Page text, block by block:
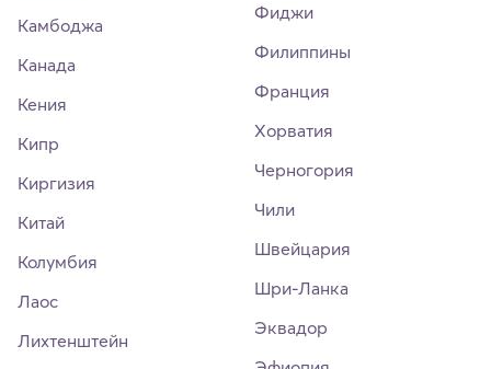
Камбоджа
Канада
Кения
Кипр
Киргизия
Китай
Колумбия
Лаос
Лихтенштейн
Фиджи
Филиппины
Франция
Хорватия
Черногория
Чили
Швейцария
Шри-Ланка
Эквадор